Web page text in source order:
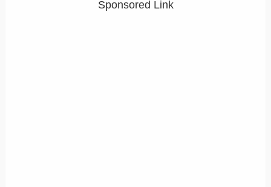
Sponsored Link